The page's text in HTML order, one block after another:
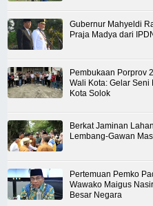
Gubernur Mahyeldi
Praja Madya dari
Pembukaan Porprov
Wali Kota: Gelar Seni
Kota Solok
Berkat Jaminan
Lembang-Gawan
Pertemuan Pemko
Wawako Maigus
Besar Negara